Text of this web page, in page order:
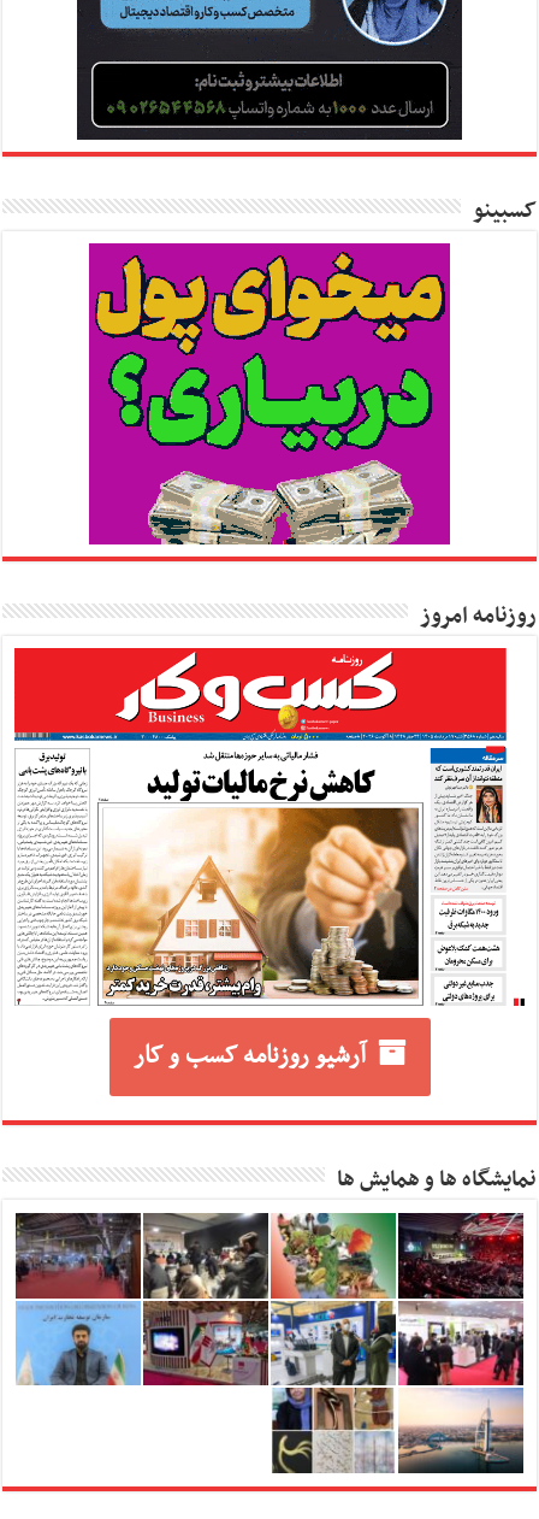
کسبینو
روزنامه امروز
آرشیو روزنامه کسب و کار
نمایشگاه ها و همایش ها